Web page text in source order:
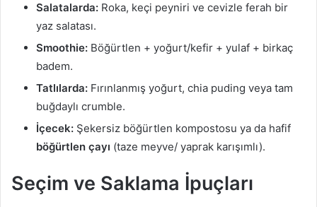
Salatalarda: Roka, keçi peyniri ve cevizle ferah bir
yaz salatası.
Smoothie: Böğürtlen + yoğurt/kefir + yulaf + birkaç
badem.
Tatlılarda: Fırınlanmış yoğurt, chia puding veya tam
buğdaylı crumble.
İçecek: Şekersiz böğürtlen kompostosu ya da hafif
böğürtlen çayı (taze meyve/ yaprak karışımlı).
Seçim ve Saklama İpuçları